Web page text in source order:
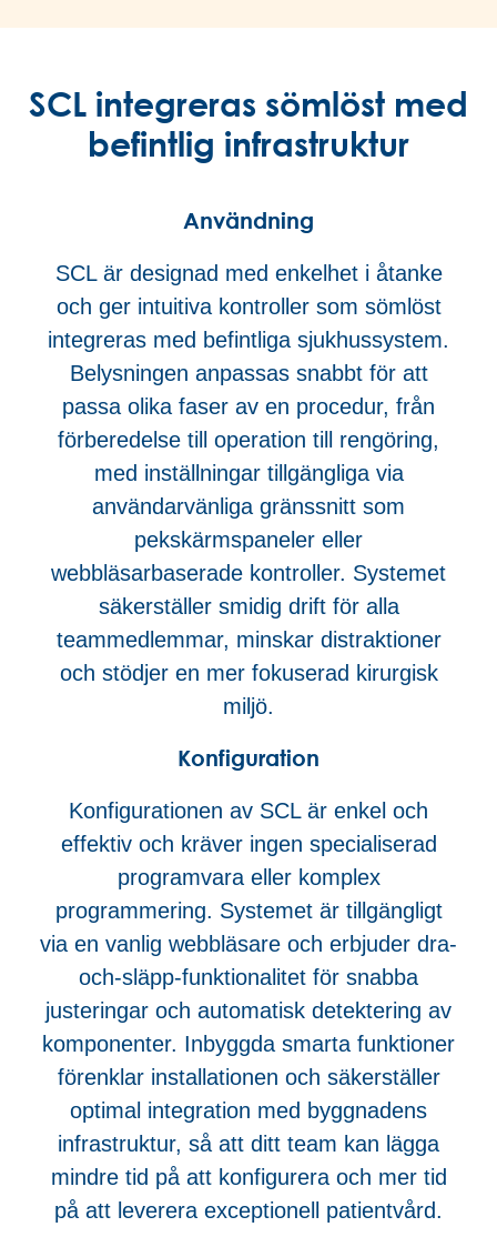
SCL integreras sömlöst med
befintlig infrastruktur
Användning
SCL är designad med enkelhet i åtanke
och ger intuitiva kontroller som sömlöst
integreras med befintliga sjukhussystem.
Belysningen anpassas snabbt för att
passa olika faser av en procedur, från
förberedelse till operation till rengöring,
med inställningar tillgängliga via
användarvänliga gränssnitt som
pekskärmspaneler eller
webbläsarbaserade kontroller. Systemet
säkerställer smidig drift för alla
teammedlemmar, minskar distraktioner
och stödjer en mer fokuserad kirurgisk
miljö.
Konfiguration
Konfigurationen av SCL är enkel och
effektiv och kräver ingen specialiserad
programvara eller komplex
programmering. Systemet är tillgängligt
via en vanlig webbläsare och erbjuder dra-
och-släpp-funktionalitet för snabba
justeringar och automatisk detektering av
komponenter. Inbyggda smarta funktioner
förenklar installationen och säkerställer
optimal integration med byggnadens
infrastruktur, så att ditt team kan lägga
mindre tid på att konfigurera och mer tid
på att leverera exceptionell patientvård.